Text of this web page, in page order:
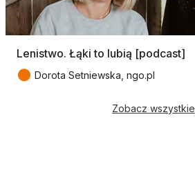
Lenistwo. Łąki to lubią [podcast]
● Dorota Setniewska, ngo.pl
Zobacz wszystkie